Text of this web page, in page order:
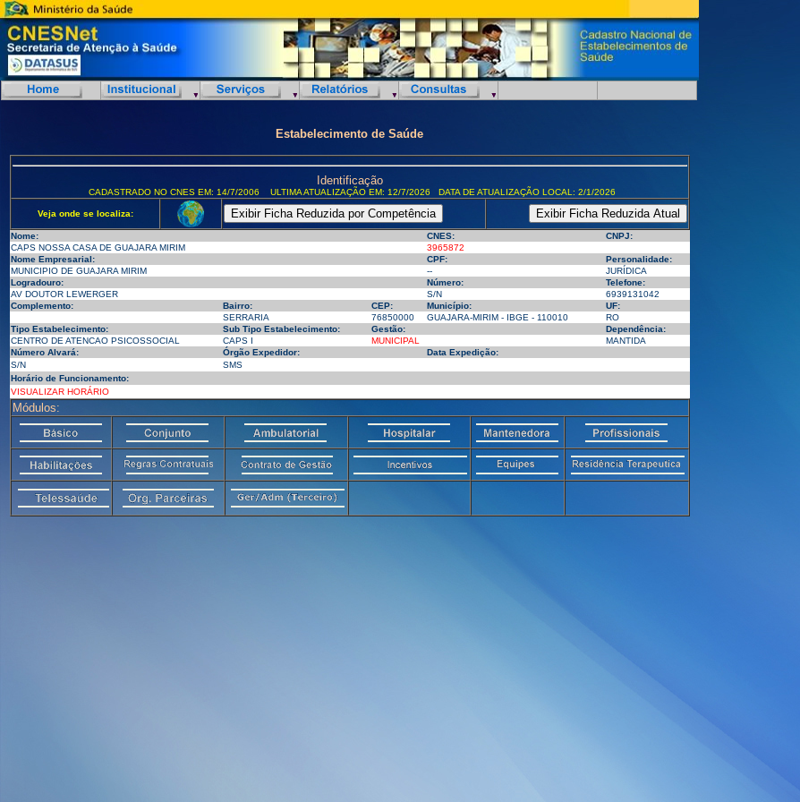
Estabelecimento de Saúde
Identificação
CADASTRADO NO CNES EM: 14/7/2006 ULTIMA ATUALIZAÇÃO EM: 12/7/2026 DATA DE ATUALIZAÇÃO LOCAL: 2/1/2026
Veja onde se localiza:
Nome: CNES:
CNPJ:
CAPS NOSSA CASA DE GUAJARA MIRIM
3965872
Nome Empresarial:
CPF:
Personalidade:
MUNICIPIO DE GUAJARA MIRIM
--
JURÍDICA
Logradouro:
Número:
Telefone:
AV DOUTOR LEWERGER
S/N
6939131042
Complemento:
Bairro: CEP: Município:
UF:
SERRARIA
76850000 GUAJARA-MIRIM - IBGE - 110010
RO
Tipo Estabelecimento:
Sub Tipo Estabelecimento: Gestão:
Dependência:
CENTRO DE ATENCAO PSICOSSOCIAL
CAPS I MUNICIPAL
MANTIDA
Número Alvará:
Órgão Expedidor:
Data Expedição:
S/N
SMS
Horário de Funcionamento:
VISUALIZAR HORÁRIO
Módulos: